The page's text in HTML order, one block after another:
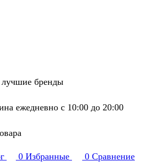
бренды
ежедневно с 10:00 до 20:00
0 Избранные 0 Сравнение